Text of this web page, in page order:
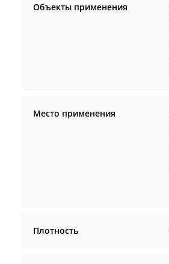
Объекты применения
Место применения
Плотность